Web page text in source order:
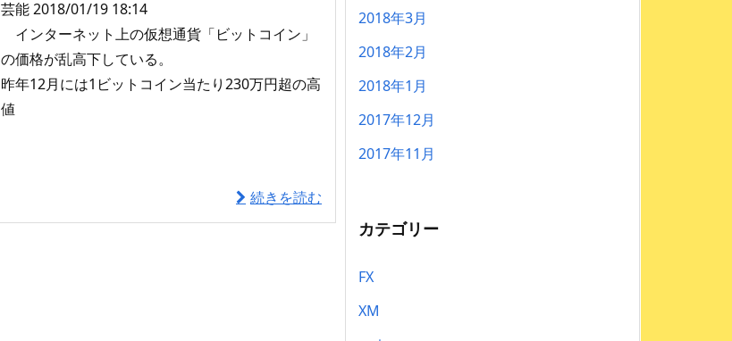
芸能 2018/01/19 18:14
インターネット上の仮想通貨「ビットコイン」
の価格が乱高下している。
昨年12月には1ビットコイン当たり230万円超の高
値
続きを読む
2018年3月
2018年2月
2018年1月
2017年12月
2017年11月
カテゴリー
FX
XM